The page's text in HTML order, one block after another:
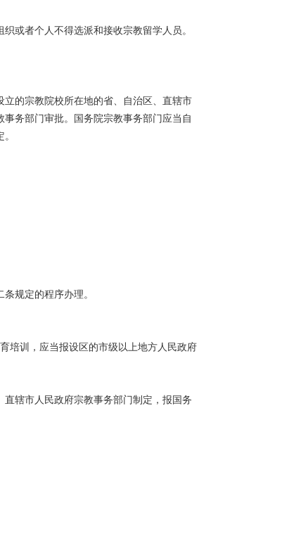
或者个人不得选派和接收宗教留学人员。
的宗教院校所在地的省、自治区、直辖市
务部门审批。国务院宗教事务部门应当自
规定的程序办理。
培训，应当报设区的市级以上地方人民政府
辖市人民政府宗教事务部门制定，报国务